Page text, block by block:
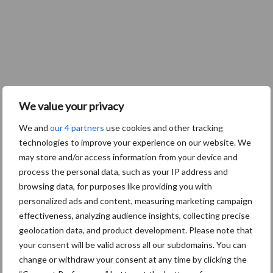
We value your privacy
We and our 4 partners use cookies and other tracking
technologies to improve your experience on our website. We
may store and/or access information from your device and
process the personal data, such as your IP address and
browsing data, for purposes like providing you with
personalized ads and content, measuring marketing campaign
effectiveness, analyzing audience insights, collecting precise
geolocation data, and product development. Please note that
your consent will be valid across all our subdomains. You can
change or withdraw your consent at any time by clicking the
“Als een koe ziek is, is de boer vaak
ook ziek”
Melkveehouders hebben passie en liefde voor hun dieren. Als er
dan een keer een koe ziek is, dan is de boer vaak ook ziek. Arnout
Dekker vertelt hoe Phibro helpt om koeien gezond te houden. Hij
heeft daarvoor twee producten meegenomen naar de Prosu-
podcasttafel op de RMV in Hardenberg.